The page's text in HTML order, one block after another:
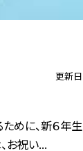
更新日
めに、新６年
お祝い...